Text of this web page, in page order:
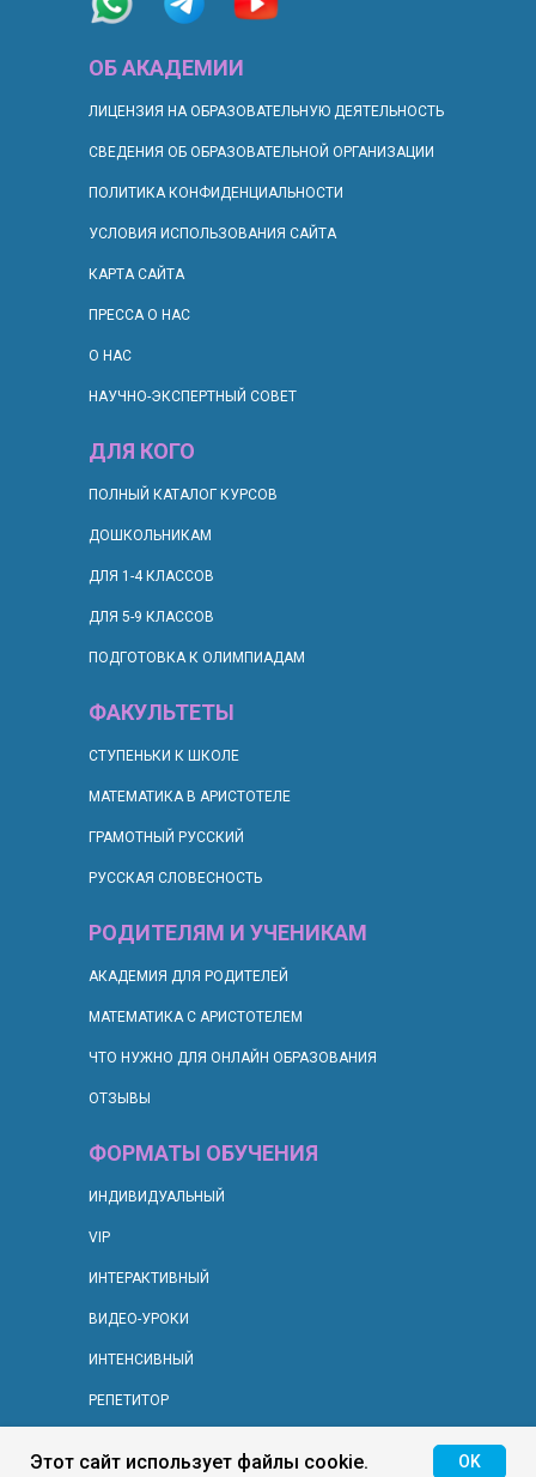
© 2009-2026 ОЦ "Аристотель" Все права защищены
ЛИЦЕНЗИЯ НА ОБРАЗОВАТЕЛЬНУЮ ДЕЯТЕЛЬНОСТЬ
СВЕДЕНИЯ ОБ ОБРАЗОВАТЕЛЬНОЙ ОРГАНИЗАЦИИ
ПОЛИТИКА КОНФИДЕНЦИАЛЬНОСТИ
УСЛОВИЯ ИСПОЛЬЗОВАНИЯ САЙТА
ОБ АКАДЕМИИ
КАРТА САЙТА
ПРЕССА О НАС
О НАС
НАУЧНО-ЭКСПЕРТНЫЙ СОВЕТ
СТУПЕНЬКИ К ШКОЛЕ
МАТЕМАТИКА В АРИСТОТЕЛЕ
ГРАМОТНЫЙ РУССКИЙ
РУССКАЯ СЛОВЕСНОСТЬ
ФАКУЛЬТЕТЫ
ДЛЯ КОГО
ДОШКОЛЬНИКАМ
ПОЛНЫЙ КАТАЛОГ КУРСОВ
ДЛЯ 1-4 КЛАССОВ
ДЛЯ 5-9 КЛАССОВ
ПОДГОТОВКА К ОЛИМПИАДАМ
РОДИТЕЛЯМ И УЧЕНИКАМ
ФОРМАТЫ ОБУЧЕНИЯ
АКАДЕМИЯ ДЛЯ РОДИТЕЛЕЙ
МАТЕМАТИКА С АРИСТОТЕЛЕМ
ОТЗЫВЫ
ЧТО НУЖНО ДЛЯ ОНЛАЙН ОБРАЗОВАНИЯ
VIP
ИНТЕРАКТИВНЫЙ
ВИДЕО-УРОКИ
ИНТЕНСИВНЫЙ
ИНДИВИДУАЛЬНЫЙ
РЕПЕТИТОР
Этот сайт использует файлы cookie. OK